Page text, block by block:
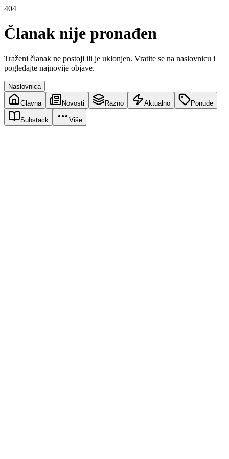
404
Članak nije pronađen
Traženi članak ne postoji ili je uklonjen. Vratite se na naslovnicu i
pogledajte najnovije objave.
Naslovnica
Glavna Novosti Razno Aktualno Ponude
Substack Više